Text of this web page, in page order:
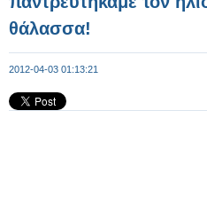
θάλασσα!
2012-04-03 01:13:21